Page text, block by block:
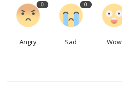
0
Angry
0
Sad Wow